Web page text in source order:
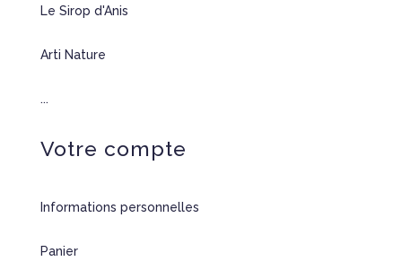
Le Sirop d'Anis
Arti Nature
...
Votre compte
Informations personnelles
Panier